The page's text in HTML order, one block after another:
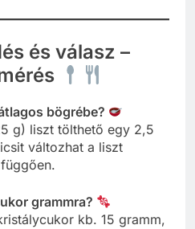
és válasz –
bögrébe?
g) liszt tölthető egy 2,5
változhat a liszt
grammra?
kb. 15 gramm,